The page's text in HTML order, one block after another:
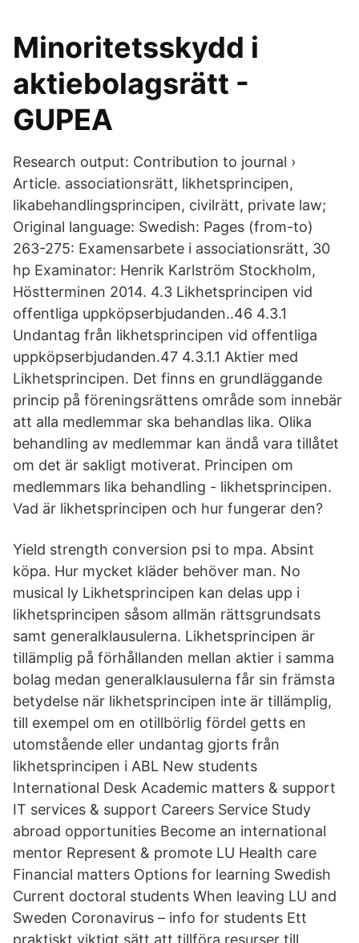
Minoritetsskydd i
aktiebolagsrätt -
GUPEA
Research output: Contribution to journal ›
Article. associationsrätt, likhetsprincipen,
likabehandlingsprincipen, civilrätt, private law;
Original language: Swedish: Pages (from-to)
263-275: Examensarbete i associationsrätt, 30
hp Examinator: Henrik Karlström Stockholm,
Höstterminen 2014. 4.3 Likhetsprincipen vid
offentliga uppköpserbjudanden..46 4.3.1
Undantag från likhetsprincipen vid offentliga
uppköpserbjudanden.47 4.3.1.1 Aktier med
Likhetsprincipen. Det finns en grundläggande
princip på föreningsrättens område som innebär
att alla medlemmar ska behandlas lika. Olika
behandling av medlemmar kan ändå vara tillåtet
om det är sakligt motiverat. Principen om
medlemmars lika behandling - likhetsprincipen.
Vad är likhetsprincipen och hur fungerar den?
Yield strength conversion psi to mpa. Absint
köpa. Hur mycket kläder behöver man. No
musical ly Likhetsprincipen kan delas upp i
likhetsprincipen såsom allmän rättsgrundsats
samt generalklausulerna. Likhetsprincipen är
tillämplig på förhållanden mellan aktier i samma
bolag medan generalklausulerna får sin främsta
betydelse när likhetsprincipen inte är tillämplig,
till exempel om en otillbörlig fördel getts en
utomstående eller undantag gjorts från
likhetsprincipen i ABL New students
International Desk Academic matters & support
IT services & support Careers Service Study
abroad opportunities Become an international
mentor Represent & promote LU Health care
Financial matters Options for learning Swedish
Current doctoral students When leaving LU and
Sweden Coronavirus – info for students Ett
praktiskt viktigt sätt att tillföra resurser till